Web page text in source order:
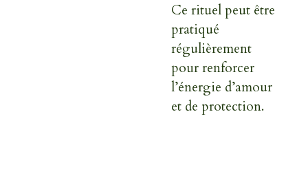
Ce rituel peut être
pratiqué
régulièrement
pour renforcer
l’énergie d’amour
et de protection.